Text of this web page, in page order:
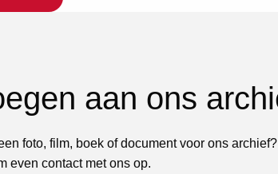
aan ons
foto, film, boek of document voor ons
even contact met ons op.